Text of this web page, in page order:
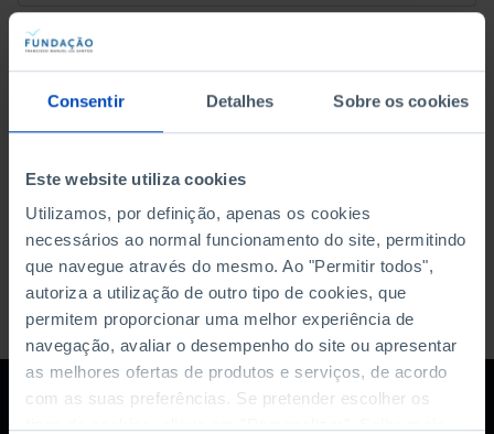
Consentir Detalhes Sobre os cookies
Este website utiliza cookies
Utilizamos, por definição, apenas os cookies
necessários ao normal funcionamento do site, permitindo
que navegue através do mesmo. Ao "Permitir todos",
autoriza a utilização de outro tipo de cookies, que
permitem proporcionar uma melhor experiência de
navegação, avaliar o desempenho do site ou apresentar
as melhores ofertas de produtos e serviços, de acordo
com as suas preferências. Se pretender escolher os
DATA DE INÍCIO
DATA DE FIM